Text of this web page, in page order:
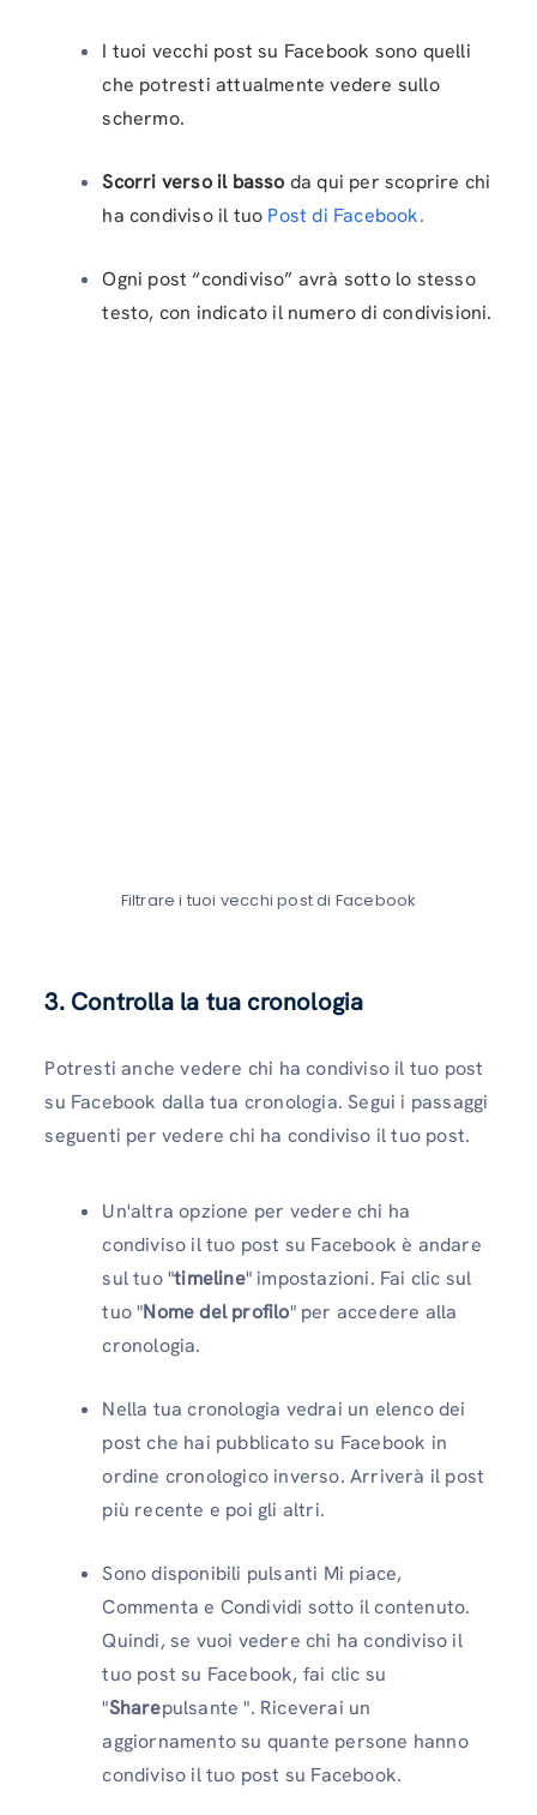
I tuoi vecchi post su Facebook sono quelli
che potresti attualmente vedere sullo
schermo.
Scorri verso il basso da qui per scoprire chi
ha condiviso il tuo Post di Facebook.
Ogni post “condiviso” avrà sotto lo stesso
testo, con indicato il numero di condivisioni.
Filtrare i tuoi vecchi post di Facebook
3. Controlla la tua cronologia
Potresti anche vedere chi ha condiviso il tuo post
su Facebook dalla tua cronologia. Segui i passaggi
seguenti per vedere chi ha condiviso il tuo post.
Un'altra opzione per vedere chi ha
condiviso il tuo post su Facebook è andare
sul tuo "timeline" impostazioni. Fai clic sul
tuo "Nome del profilo" per accedere alla
cronologia.
Nella tua cronologia vedrai un elenco dei
post che hai pubblicato su Facebook in
ordine cronologico inverso. Arriverà il post
più recente e poi gli altri.
Sono disponibili pulsanti Mi piace,
Commenta e Condividi sotto il contenuto.
Quindi, se vuoi vedere chi ha condiviso il
tuo post su Facebook, fai clic su
"Sharepulsante ". Riceverai un
aggiornamento su quante persone hanno
condiviso il tuo post su Facebook.